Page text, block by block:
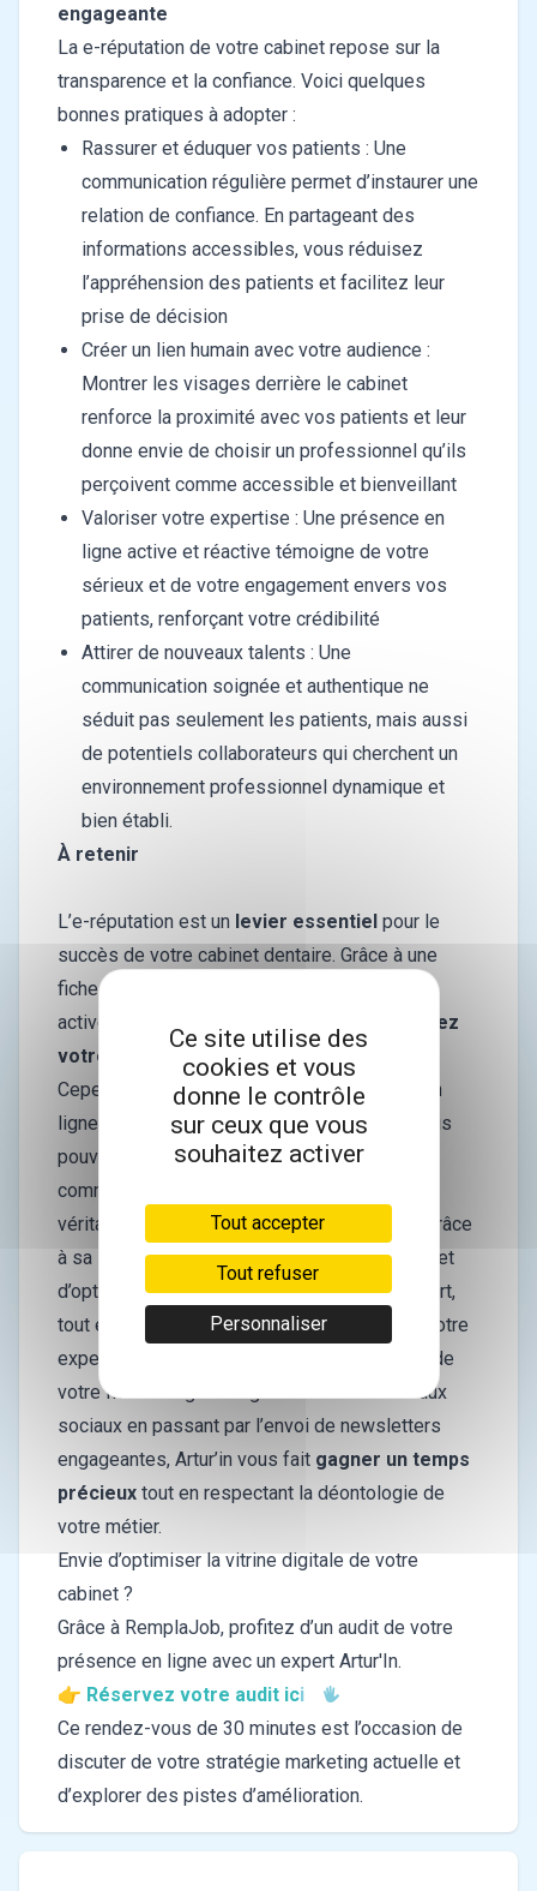
engageante
La e-réputation de votre cabinet repose sur la
transparence et la confiance. Voici quelques
bonnes pratiques à adopter :
Rassurer et éduquer vos patients : Une
communication régulière permet d’instaurer une
relation de confiance. En partageant des
informations accessibles, vous réduisez
l’appréhension des patients et facilitez leur
prise de décision
Créer un lien humain avec votre audience :
Montrer les visages derrière le cabinet
renforce la proximité avec vos patients et leur
donne envie de choisir un professionnel qu’ils
perçoivent comme accessible et bienveillant
Valoriser votre expertise : Une présence en
ligne active et réactive témoigne de votre
sérieux et de votre engagement envers vos
patients, renforçant votre crédibilité
Attirer de nouveaux talents : Une
communication soignée et authentique ne
séduit pas seulement les patients, mais aussi
de potentiels collaborateurs qui cherchent un
environnement professionnel dynamique et
bien établi.
À retenir
L’e-réputation est un levier essentiel pour le
succès de votre cabinet dentaire. Grâce à une
fiche Google bien optimisée et une présence
active sur les réseaux sociaux, vous
renforcez
votre visibilité et votre crédibilité
Cependant, gérer efficacement votre image en
ligne peut être chronophage et complexe. Vous
pouvez vous entourer d'experts sur le sujet
comme
véritable partenaire de votre succès digital. Grâce
à sa
solution clé en main, Artur'in vous permet
d’optimiser votre présence en ligne sans effort,
tout en bénéficiant decontenus adaptés
à votre
expertise et à votre audience. De l’animation de
votre fiche Google à la gestion de vos réseaux
sociaux en passant par l’envoi de newsletters
engageantes, Artur’in vous fait gagner un temps
précieux tout en respectant la déontologie de
votre métier.
Envie d’optimiser la vitrine digitale de votre
cabinet ?
Grâce à RemplaJob, profitez d’un audit de votre
présence en ligne avec un expert Artur'In.
👉 Réservez votre audit ici
Ce rendez-vous de 30 minutes est l’occasion de
discuter de votre stratégie marketing actuelle et
d’explorer des pistes d’amélioration.
Ce site utilise des
cookies et vous
donne le contrôle
sur ceux que vous
souhaitez activer
Tout accepter
Tout refuser
Personnaliser